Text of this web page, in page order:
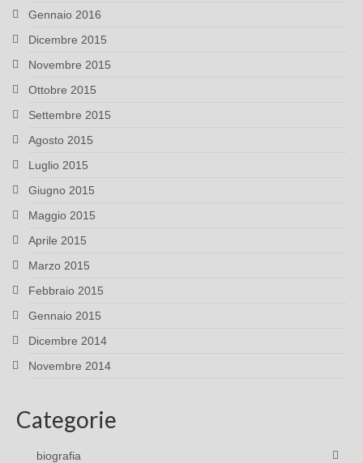
Gennaio 2016
Dicembre 2015
Novembre 2015
Ottobre 2015
Settembre 2015
Agosto 2015
Luglio 2015
Giugno 2015
Maggio 2015
Aprile 2015
Marzo 2015
Febbraio 2015
Gennaio 2015
Dicembre 2014
Novembre 2014
Categorie
biografia